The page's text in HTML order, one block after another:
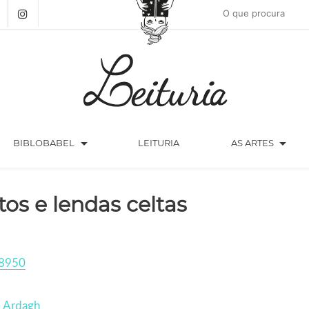
BIBLOBABEL arrow_drop_down LEITURIA AS ARTES arrow_drop_down
e lendas celtas
Ardagh